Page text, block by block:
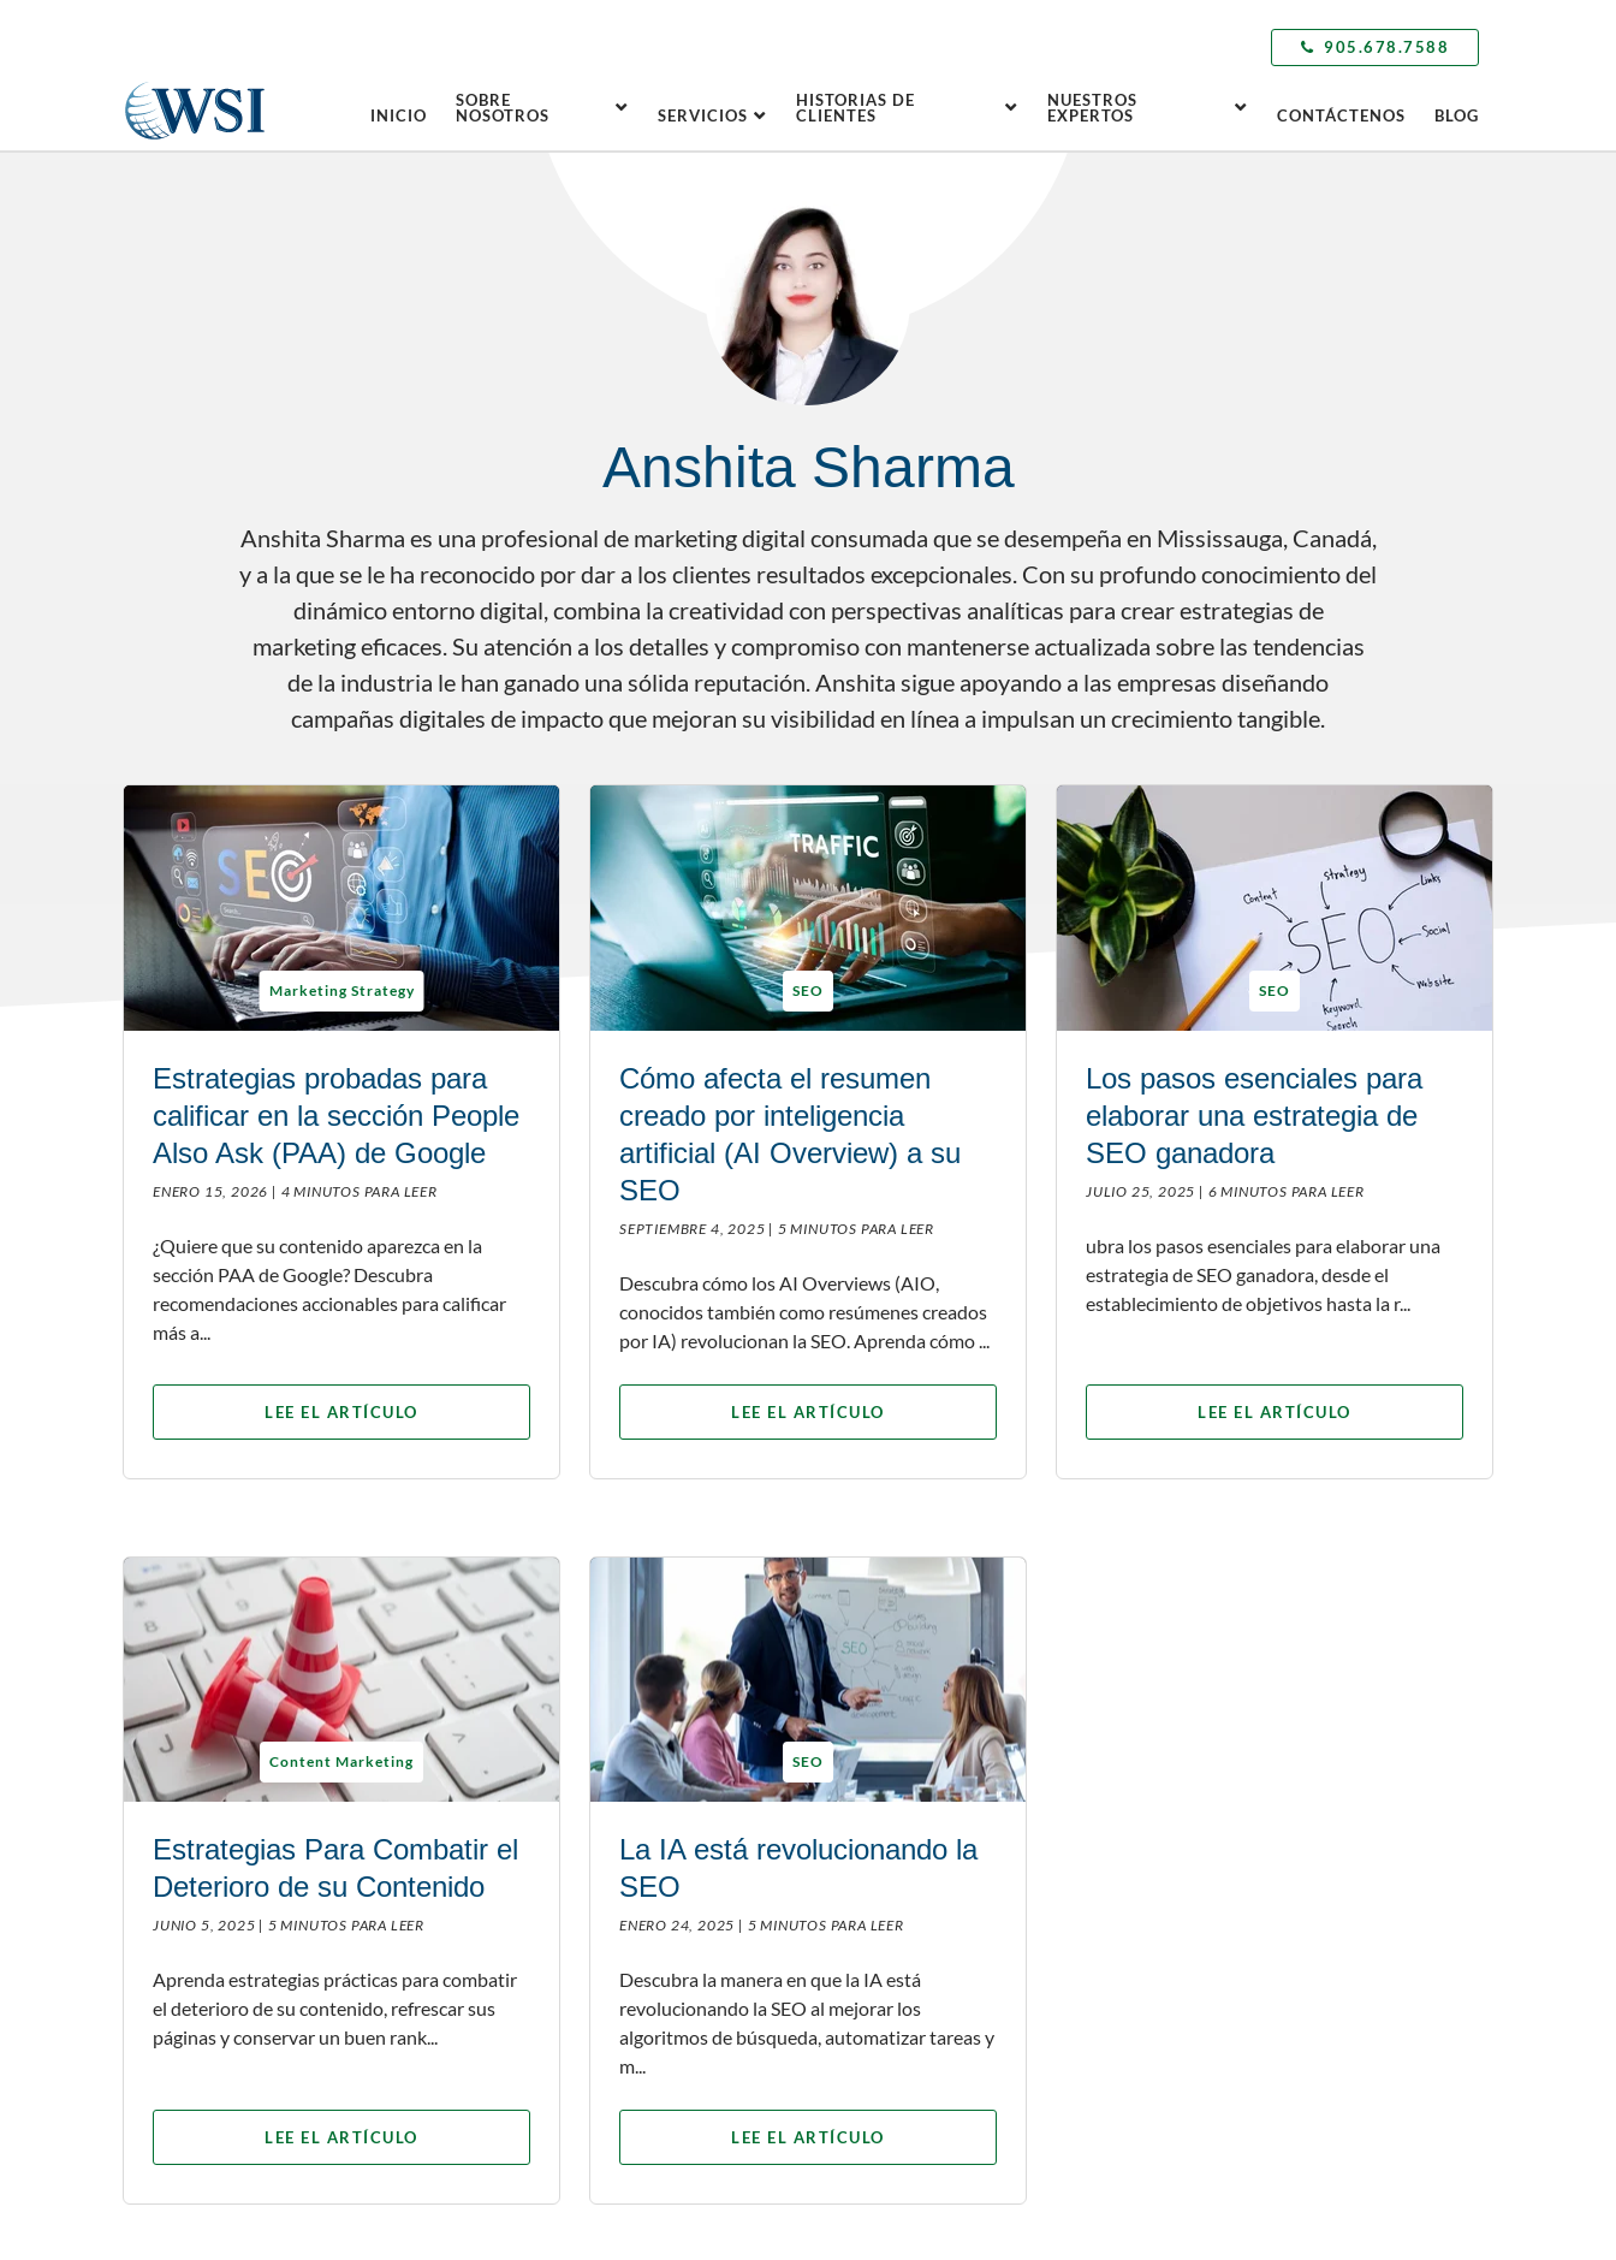
905.678.7588
INICIO
SOBRE
NOSOTROS
SERVICIOS
HISTORIAS DE
CLIENTES
NUESTROS
EXPERTOS
CONTÁCTENOS BLOG
Anshita Sharma
Anshita Sharma es una profesional de marketing digital consumada que se desempeña en Mississauga, Canadá,
y a la que se le ha reconocido por dar a los clientes resultados excepcionales. Con su profundo conocimiento del
dinámico entorno digital, combina la creatividad con perspectivas analíticas para crear estrategias de
marketing eficaces. Su atención a los detalles y compromiso con mantenerse actualizada sobre las tendencias
de la industria le han ganado una sólida reputación. Anshita sigue apoyando a las empresas diseñando
campañas digitales de impacto que mejoran su visibilidad en línea a impulsan un crecimiento tangible.
Marketing Strategy
Estrategias probadas para
calificar en la sección People
Also Ask (PAA) de Google
ENERO 15, 2026 | 4 MINUTOS PARA LEER
¿Quiere que su contenido aparezca en la
sección PAA de Google? Descubra
recomendaciones accionables para calificar
más a...
LEE EL ARTÍCULO
SEO
Cómo afecta el resumen
creado por inteligencia
artificial (AI Overview) a su
SEO
SEPTIEMBRE 4, 2025 | 5 MINUTOS PARA LEER
Descubra cómo los AI Overviews (AIO,
conocidos también como resúmenes creados
por IA) revolucionan la SEO. Aprenda cómo ...
LEE EL ARTÍCULO
SEO
Los pasos esenciales para
elaborar una estrategia de
SEO ganadora
JULIO 25, 2025 | 6 MINUTOS PARA LEER
ubra los pasos esenciales para elaborar una
estrategia de SEO ganadora, desde el
establecimiento de objetivos hasta la r...
LEE EL ARTÍCULO
Content Marketing
Estrategias Para Combatir el
Deterioro de su Contenido
JUNIO 5, 2025 | 5 MINUTOS PARA LEER
Aprenda estrategias prácticas para combatir
el deterioro de su contenido, refrescar sus
páginas y conservar un buen rank...
LEE EL ARTÍCULO
SEO
La IA está revolucionando la
SEO
ENERO 24, 2025 | 5 MINUTOS PARA LEER
Descubra la manera en que la IA está
revolucionando la SEO al mejorar los
algoritmos de búsqueda, automatizar tareas y
m...
LEE EL ARTÍCULO